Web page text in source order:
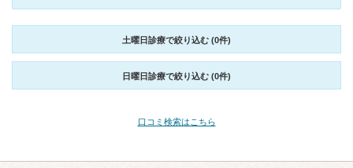
土曜日診療で絞り込む (0件)
日曜日診療で絞り込む (0件)
口コミ検索はこちら